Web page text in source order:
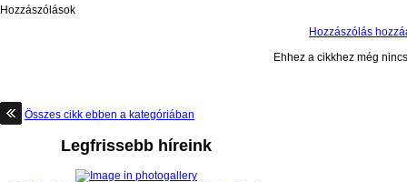
Hozzászólások
Hozzászólás
Ehhez a cikkhez még
Összes cikk ebben a kategóriában
Legfrissebb híreink